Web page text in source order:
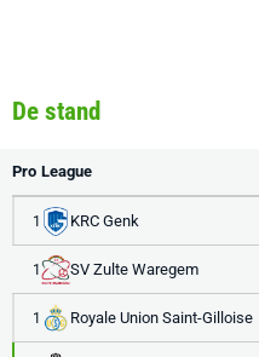
De stand
Pro League
1 KRC Genk
1 SV Zulte Waregem
1 Royale Union Saint-Gilloise